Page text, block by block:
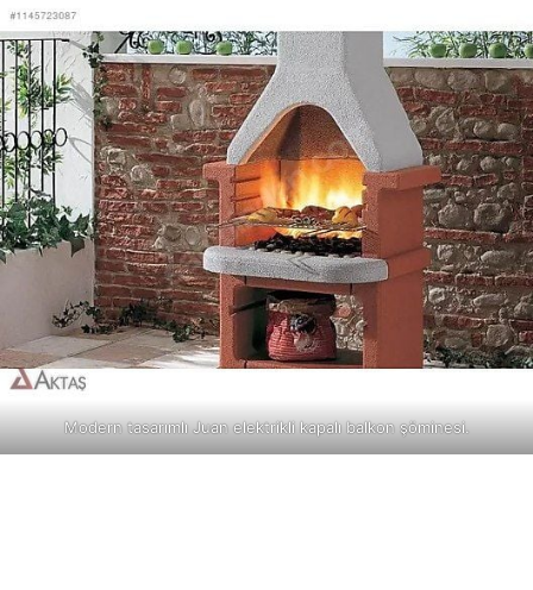
Modern tasarımlı Juan elektrikli kapalı balkon şöminesi.